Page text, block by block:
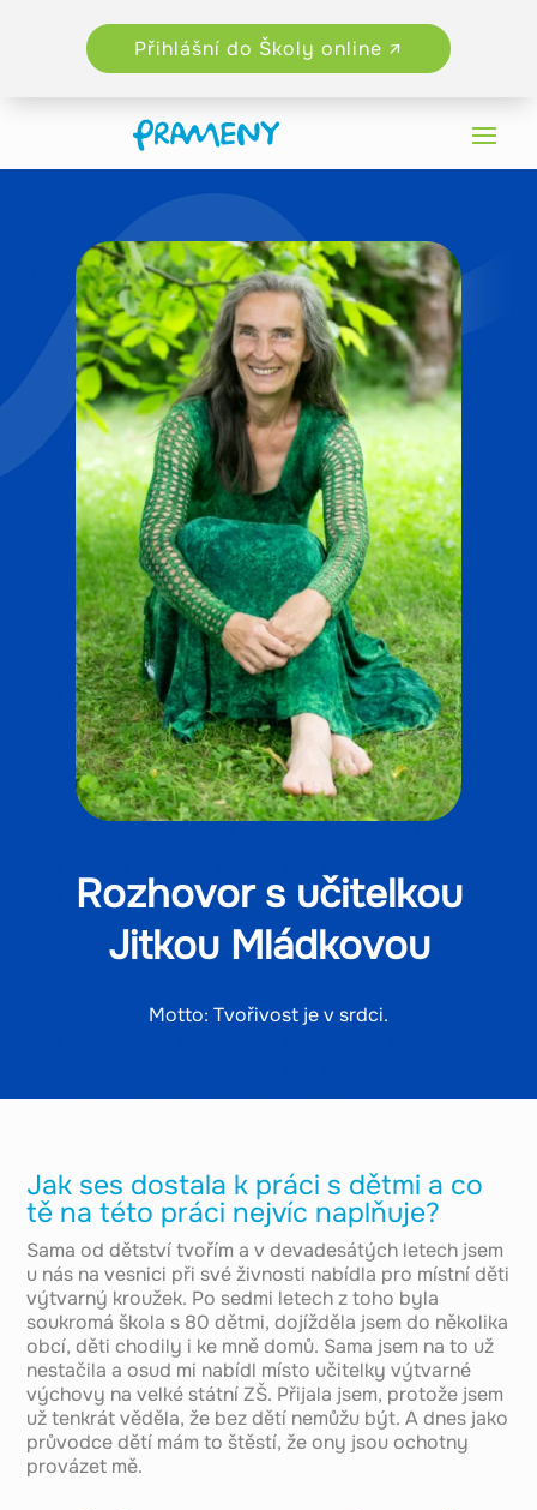
Přihlášní do Školy online ↗
Rozhovor s učitelkou
Jitkou Mládkovou
Motto: Tvořivost je v srdci.
Jak ses dostala k práci s dětmi a co
tě na této práci nejvíc naplňuje?
Sama od dětství tvořím a v devadesátých letech jsem
u nás na vesnici při své živnosti nabídla pro místní děti
výtvarný kroužek. Po sedmi letech z toho byla
soukromá škola s 80 dětmi, dojížděla jsem do několika
obcí, děti chodily i ke mně domů. Sama jsem na to už
nestačila a osud mi nabídl místo učitelky výtvarné
výchovy na velké státní ZŠ. Přijala jsem, protože jsem
už tenkrát věděla, že bez dětí nemůžu být. A dnes jako
průvodce dětí mám to štěstí, že ony jsou ochotny
provázet mě.